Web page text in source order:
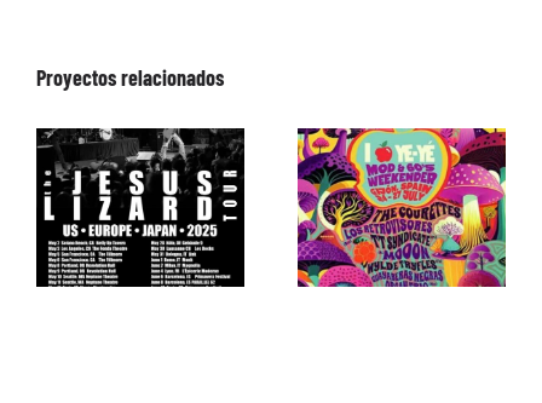
Proyectos relacionados